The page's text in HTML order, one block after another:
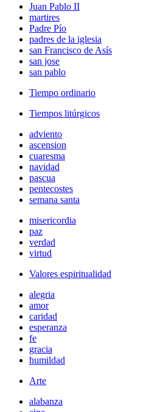
Juan Pablo II
martires
Padre Pío
padres de la iglesia
san Francisco de Asís
san jose
san pablo
Tiempo ordinario
Tiempos litúrgicos
adviento
ascension
cuaresma
navidad
pascua
pentecostes
semana santa
misericordia
paz
verdad
virtud
Valores espiritualidad
alegria
amor
caridad
esperanza
fe
gracia
humildad
Arte
alabanza